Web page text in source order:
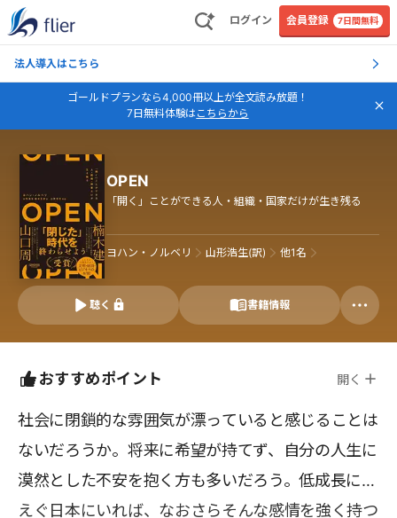
ログイン 会員登録 7日間無料
法人導入はこちら
ゴールドプランなら4,000冊以上が全文読み放題！
7日無料体験はこちらから
OPEN
「開く」ことができる人・組織・国家だけが生き残る
ヨハン・ノルベリ 山形浩生(訳) 他1名
聴く 書籍情報
おすすめポイント 開く
社会に閉鎖的な雰囲気が漂っていると感じることは
ないだろうか。将来に希望が持てず、自分の人生に
漠然とした不安を抱く方も多いだろう。低成長にあ
えぐ日本にいれば、なおさらそんな感情を強く持つ